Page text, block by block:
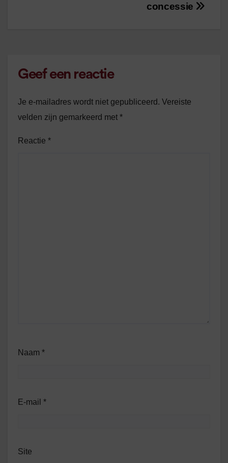
concessie
Geef een reactie
Je e-mailadres wordt niet gepubliceerd. Vereiste
velden zijn gemarkeerd met *
Reactie *
Naam *
E-mail *
Site